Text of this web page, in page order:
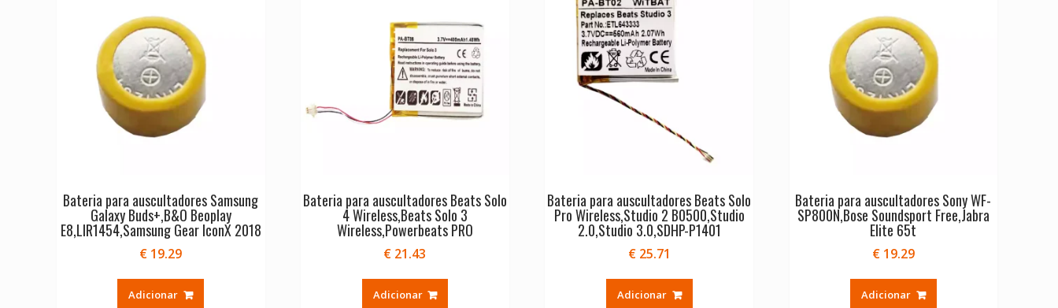
Bateria para auscultadores Samsung
Galaxy Buds+,B&O Beoplay
E8,LIR1454,Samsung Gear IconX 2018
€ 19.29
Adicionar
Bateria para auscultadores Beats Solo
4 Wireless,Beats Solo 3
Wireless,Powerbeats PRO
€ 21.43
Adicionar
Bateria para auscultadores Beats Solo
Pro Wireless,Studio 2 B0500,Studio
2.0,Studio 3.0,SDHP-P1401
€25.71
Adicionar
Bateria para auscultadores Sony WF-
SP800N,Bose Soundsport Free,Jabra
Elite 65t
€19.29
Adicionar